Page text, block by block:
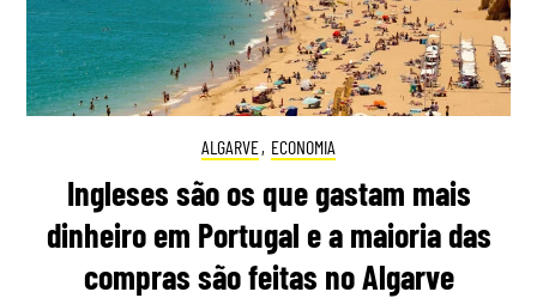
ALGARVE, ECONOMIA
Ingleses são os que gastam mais
dinheiro em Portugal e a maioria das
compras são feitas no Algarve